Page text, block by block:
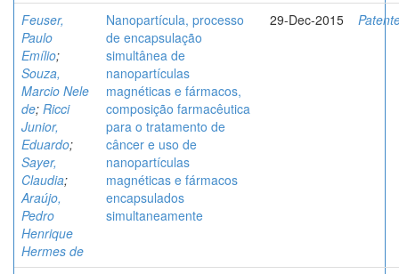
Feuser,
Paulo
Emílio;
Souza,
Marcio Nele
de; Ricci
Junior,
Eduardo;
Sayer,
Claudia;
Araújo,
Pedro
Henrique
Hermes de
Nanopartícula, processo
de encapsulação
simultânea de
nanopartículas
magnéticas e fármacos,
composição farmacêutica
para o tratamento de
câncer e uso de
nanopartículas
magnéticas e fármacos
encapsulados
simultaneamente
29-Dec-2015